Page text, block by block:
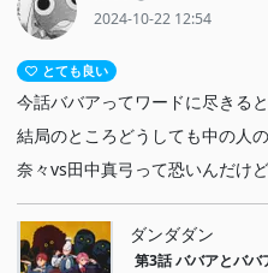
2024-10-22 12:54
とても良い
今話ババアってワードに尽きる
結局のところどうしても中の人
奈々vs田中真弓って恐いんだけ
ダンダダン
第3話 ババアとババ